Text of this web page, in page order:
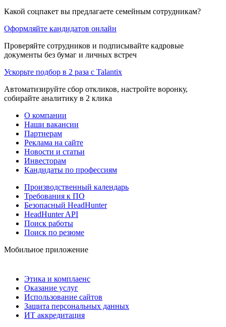
Какой соцпакет вы предлагаете семейным сотрудникам?
Оформляйте кандидатов онлайн
Проверяйте сотрудников и подписывайте кадровые
документы без бумаг и личных встреч
Ускорьте подбор в 2 раза с Talantix
Автоматизируйте сбор откликов, настройте воронку,
собирайте аналитику в 2 клика
О компании
Наши вакансии
Партнерам
Реклама на сайте
Новости и статьи
Инвесторам
Кандидаты по профессиям
Производственный календарь
Требования к ПО
Безопасный HeadHunter
HeadHunter API
Поиск работы
Поиск по резюме
Мобильное приложение
Этика и комплаенс
Оказание услуг
Использование сайтов
Защита персональных данных
ИТ аккредитация